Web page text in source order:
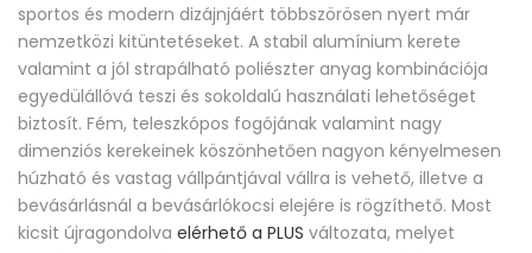
sportos és modern dizájnjáért többszörösen nyert már
nemzetközi kitüntetéseket. A stabil alumínium kerete
valamint a jól strapálható poliészter anyag kombinációja
egyedülállóvá teszi és sokoldalú használati lehetőséget
biztosít. Fém, teleszkópos fogójának valamint nagy
dimenziós kerekeinek köszönhetően nagyon kényelmesen
húzható és vastag vállpántjával vállra is vehető, illetve a
bevásárlásnál a bevásárlókocsi elejére is rögzíthető. Most
kicsit újragondolva elérhető a PLUS változata, melyet